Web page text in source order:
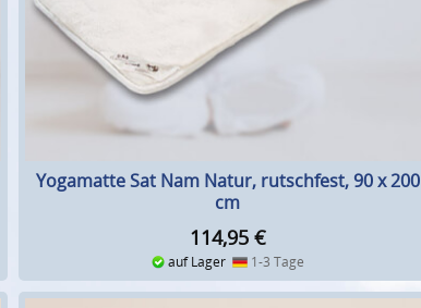
Yogamatte Sat Nam Natur, rutschfest, 90 x 200
cm
114,95 €
auf Lager 1-3 Tage